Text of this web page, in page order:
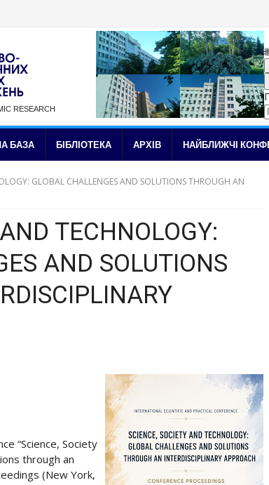
RESEARCH
✉ Підписка на новини
БАЗА БІБЛІОТЕКА АРХІВ НАЙБЛИЖЧІ
GLOBAL CHALLENGES AND SOLUTIONS THROUGH AN
TECHNOLOGY:
AND SOLUTIONS
“Science, Society
through an
(New York,